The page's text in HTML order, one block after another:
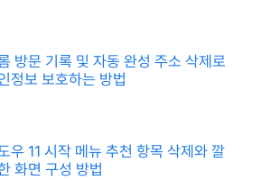
방문 기록 및 자동 완성 주소 삭제로
정보 보호하는 방법
우 11 시작 메뉴 추천 항목 삭제와 깔
화면 구성 방법